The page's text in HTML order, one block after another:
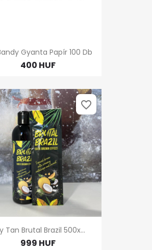
Gyanta Papír 100 Db
400 HUF
Tan Brutal Brazil 500x...
999 HUF
favorite_border